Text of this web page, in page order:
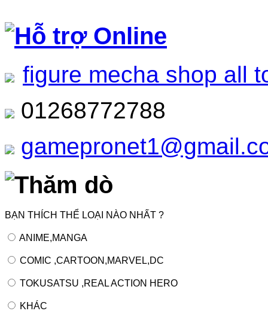
Hỗ trợ Online
figure mecha shop all
01268772788
Thăm dò
BẠN THÍCH THỂ LOẠI NÀO NHẤT ?
ANIME,MANGA
COMIC ,CARTOON,MARVEL,DC
TOKUSATSU ,REAL ACTION HERO
KHÁC